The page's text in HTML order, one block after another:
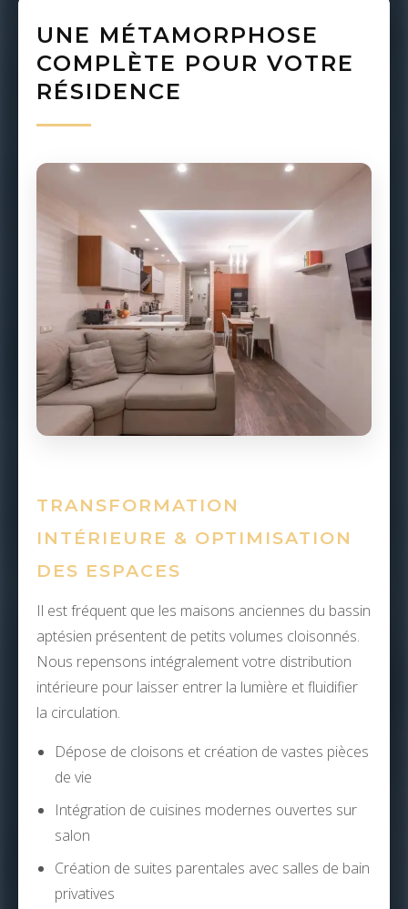
UNE MÉTAMORPHOSE
COMPLÈTE POUR VOTRE
RÉSIDENCE
TRANSFORMATION
INTÉRIEURE & OPTIMISATION
DES ESPACES
Il est fréquent que les maisons anciennes du bassin
aptésien présentent de petits volumes cloisonnés.
Nous repensons intégralement votre distribution
intérieure pour laisser entrer la lumière et fluidifier
la circulation.
Dépose de cloisons et création de vastes pièces
de vie
Intégration de cuisines modernes ouvertes sur
salon
Création de suites parentales avec salles de bain
privatives